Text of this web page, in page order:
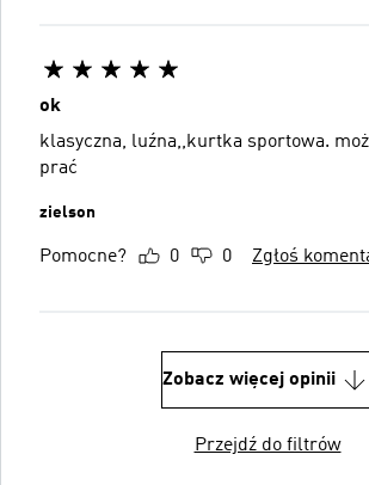
ok
klasyczna, luźna,,kurtka sportowa.
prać
zielson
Pomocne? 0 0 Zgłoś
Zobacz więcej opinii
Przejdź do filtrów